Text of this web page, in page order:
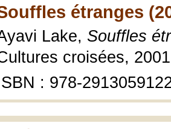
étranges
Lake, Souffles
croisées,
: 978-